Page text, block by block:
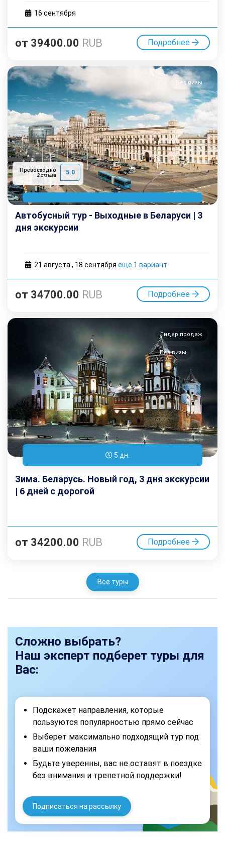
16 cентября
от 39400.00 RUB Подробнее
Превосходно
2 отзыва 5.0
Без визы
Автобусный тур - Выходные в Беларуси | 3
дня экскурсии
21 августа , 18 cентября еще 1 вариант
от 34700.00 RUB Подробнее
Лидер продаж
Без визы
5 дн.
Зима. Беларусь. Новый год, 3 дня экскурсии
| 6 дней с дорогой
от 34200.00 RUB Подробнее
Все туры
Сложно выбрать?
Наш эксперт подберет туры для
Вас:
Подскажет направления, которые
пользуются популярностью прямо сейчас
Выберет максимально подходящий тур под
ваши пожелания
Будьте уверенны, вас не оставят в поездке
без внимания и трепетной поддержки!
Подписаться на рассылку